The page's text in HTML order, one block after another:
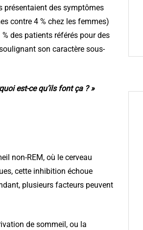
présentaient des symptômes
contre 4 % chez les femmes)
des patients référés pour des
son caractère sous-
est-ce qu’ils font ça ? »
non-REM, où le cerveau
cette inhibition échoue
plusieurs facteurs peuvent
de sommeil, ou la